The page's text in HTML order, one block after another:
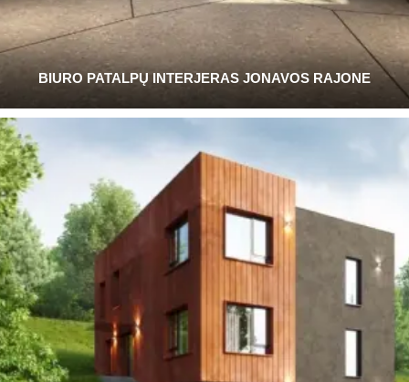
BIURO PATALPŲ INTERJERAS JONAVOS RAJONE